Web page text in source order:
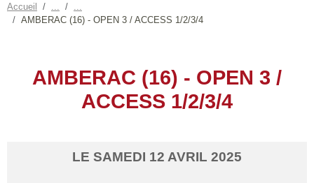
Accueil
AMBERAC (16) - OPEN 3 / ACCESS 1/2/3/4
AMBERAC (16) - OPEN 3 /
ACCESS 1/2/3/4
LE SAMEDI 12 AVRIL 2025